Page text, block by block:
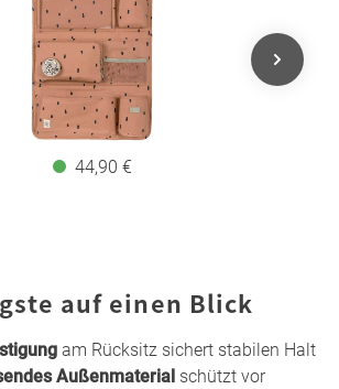
44,90 €
auf einen Blick
am Rücksitz sichert stabilen Halt
Außenmaterial schützt vor